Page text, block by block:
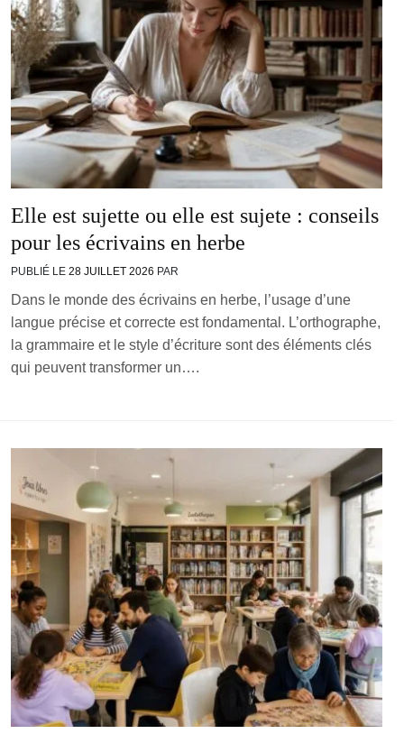
Elle est sujette ou elle est sujete : conseils
pour les écrivains en herbe
PUBLIÉ LE 28 JUILLET 2026 PAR
Dans le monde des écrivains en herbe, l’usage d’une
langue précise et correcte est fondamental. L’orthographe,
la grammaire et le style d’écriture sont des éléments clés
qui peuvent transformer un….